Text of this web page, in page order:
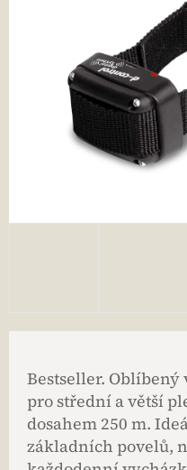
Bestseller.
pro střední a větší
dosahem 250 m.
základních povelů,